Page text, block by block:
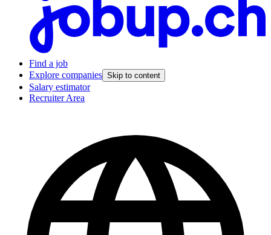
Find a job
Explore companies Skip to content
Salary estimator
Recruiter Area